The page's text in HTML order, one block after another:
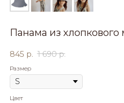
Панама из хлопкового
845 р. 1 690 р.
Размер
Цвет